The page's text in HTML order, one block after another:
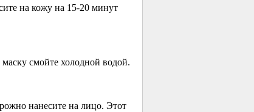
на кожу на 15-20минут
смойте холодной водой.
нанесите на лицо. Этот